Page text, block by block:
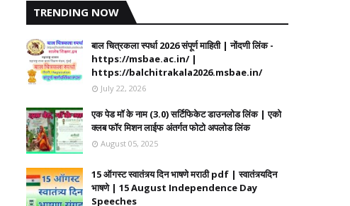
TRENDING NOW
बाल चित्रकला स्पर्धा 2026 संपूर्ण माहिती | नोंदणी लिंक -
https://msbae.ac.in/ |
https://balchitrakala2026.msbae.in/
July 22, 2026
एक पेड मॉ के नाम (3.0) सर्टिफिकेट डाउनलोड लिंक | एको
क्लब फॉर मिशन लाईफ अंतर्गत फोटो अपलोड लिंक
August 05, 2025
15 ऑगस्ट स्वातंत्र्य दिन भाषणे मराठी pdf | स्वातंत्र्यदिन
भाषणे | 15 August Independence Day
Speeches